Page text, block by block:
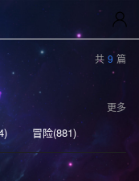
共 9 篇
冒险(881)
模拟(539)
更多